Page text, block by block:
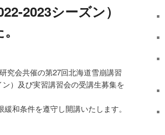
2023シーズン）
究会共催の第27回北海道雪崩講習
）及び実習講習会の受講生募集を
和条件を遵守し開講いたします。